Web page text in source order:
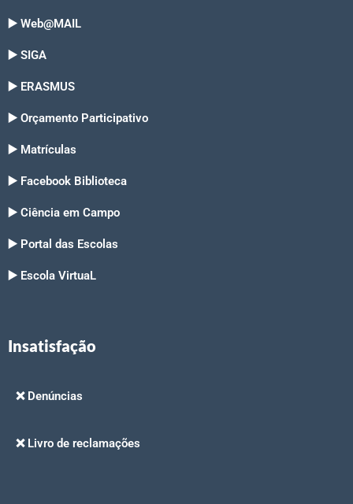
▶️ Web@MAIL
▶️ SIGA
▶️ ERASMUS
▶️ Orçamento Participativo
▶️ Matrículas
▶️ Facebook Biblioteca
▶️ Ciência em Campo
▶️ Portal das Escolas
▶️ Escola VirtuaL
Insatisfação
❌ Denúncias
❌ Livro de reclamações